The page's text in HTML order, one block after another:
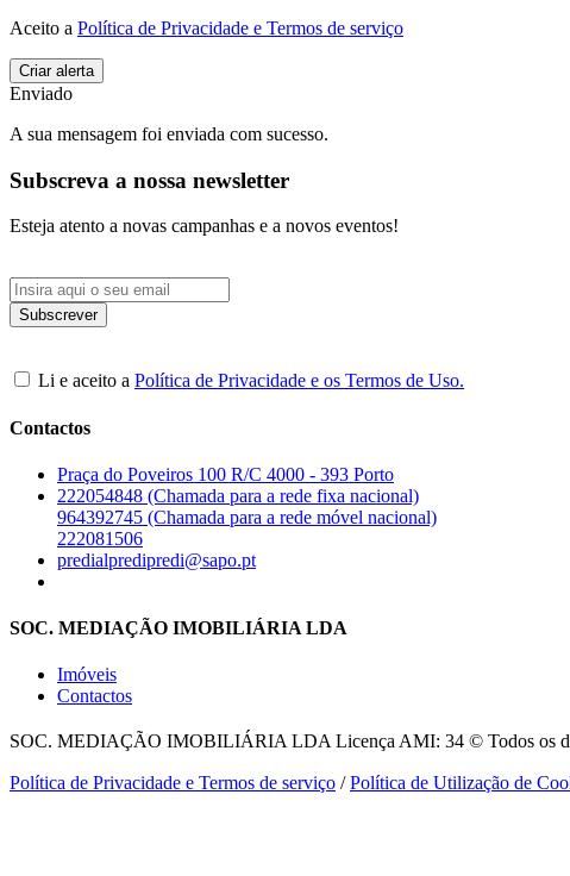
Aceito a Política de Privacidade e Termos de serviço
Enviado
A sua mensagem foi enviada com sucesso.
Subscreva a nossa newsletter
Esteja atento a novas campanhas e a novos eventos!
Li e aceito a Política de Privacidade e os Termos de Uso.
Contactos
Praça do Poveiros 100 R/C 4000 - 393 Porto
222054848 (Chamada para a rede fixa nacional)
964392745 (Chamada para a rede móvel nacional)
222081506
predialpredipredi@sapo.pt
SOC. MEDIAÇÃO IMOBILIÁRIA LDA
Imóveis
Contactos
SOC. MEDIAÇÃO IMOBILIÁRIA LDALicença AMI: 34 © Todos os
Política de Privacidade e Termos de serviço /Política de Utilização de